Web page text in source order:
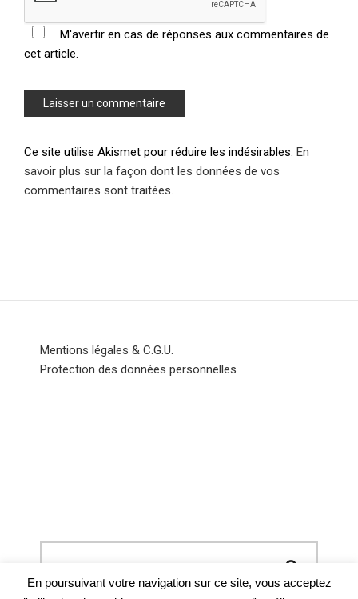
M'avertir en cas de réponses aux commentaires de
cet article.
Ce site utilise Akismet pour réduire les indésirables. En
savoir plus sur la façon dont les données de vos
commentaires sont traitées.
Mentions légales & C.G.U.
Protection des données personnelles
En poursuivant votre navigation sur ce site, vous acceptez